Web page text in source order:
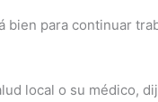
para continuar
local o su médico,